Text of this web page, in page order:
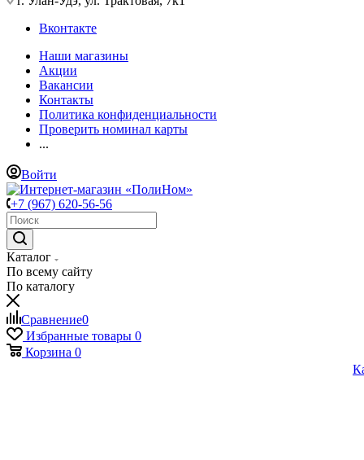
Вконтакте
Наши магазины
Акции
Вакансии
Контакты
Политика конфиденциальности
Проверить номинал карты
...
Войти
+7 (967) 620-56-56
Каталог
По всему сайту
По каталогу
Сравнение0
Избранные товары 0
Корзина 0